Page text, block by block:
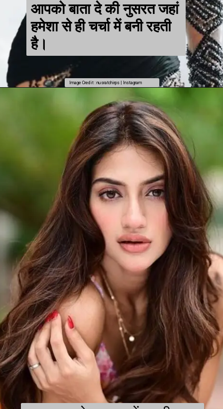
Image Credit : nusratchirps | Instagram
आपको बाता दे की नुसरत जहां
हमेशा से ही चर्चा में बनी रहती
है।